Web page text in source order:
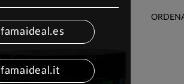
famaideal.es
famaideal.it